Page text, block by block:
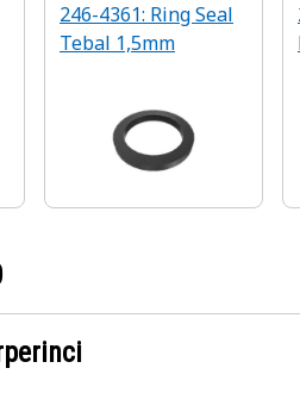
246-4361: Ring Seal
Tebal 1,5mm